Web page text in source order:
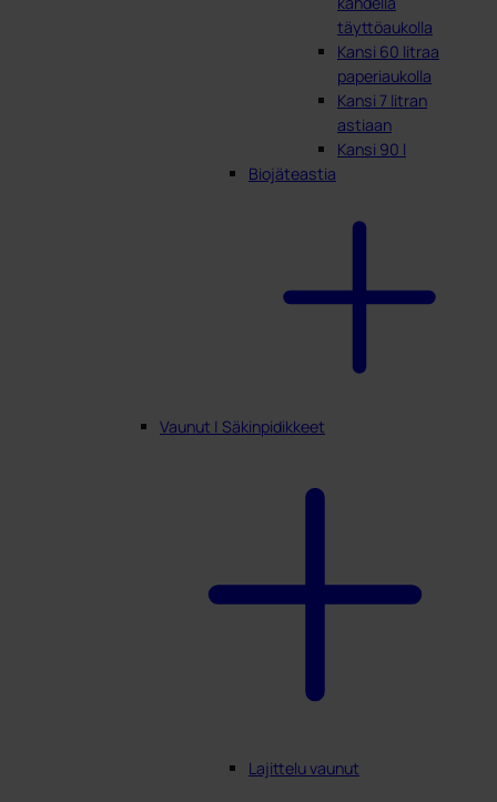
täyttöaukolla
Kansi 60 litraa
paperiaukolla
Kansi 7 litran
astiaan
Kansi 90 l
Biojäteastia
Vaunut | Säkinpidikkeet
Lajittelu vaunut